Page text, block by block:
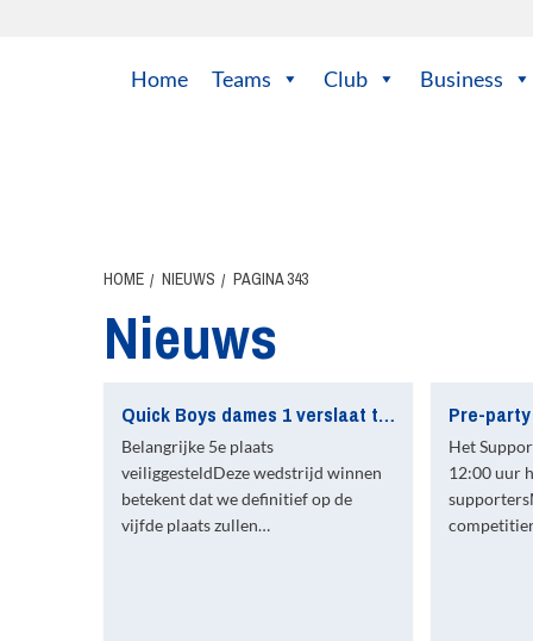
Home Teams Club Business
HOME NIEUWS PAGINA 343
Nieuws
Quick Boys dames 1 verslaat thuis de nummer twee: 3-2 (rust: 0-1)
Belangrijke 5e plaats
veiliggesteldDeze wedstrijd winnen
betekent dat we definitief op de
vijfde plaats zullen…
Pre-party
Het
12:00 uur